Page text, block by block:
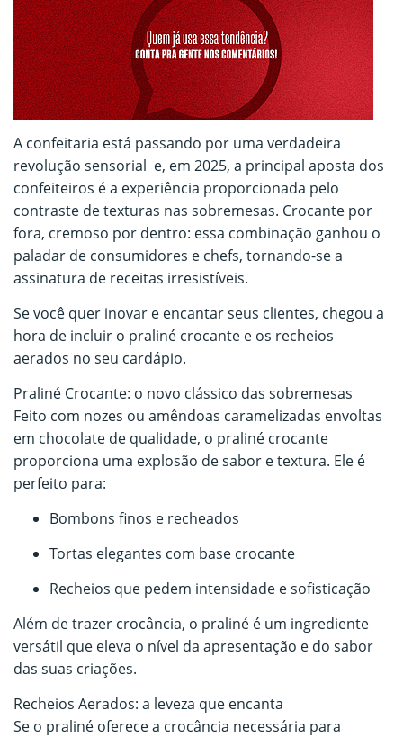
A confeitaria está passando por uma verdadeira
revolução sensorial e, em 2025, a principal aposta dos
confeiteiros é a experiência proporcionada pelo
contraste de texturas nas sobremesas. Crocante por
fora, cremoso por dentro: essa combinação ganhou o
paladar de consumidores e chefs, tornando-se a
assinatura de receitas irresistíveis.
Se você quer inovar e encantar seus clientes, chegou a
hora de incluir o praliné crocante e os recheios
aerados no seu cardápio.
Praliné Crocante: o novo clássico das sobremesas
Feito com nozes ou amêndoas caramelizadas envoltas
em chocolate de qualidade, o praliné crocante
proporciona uma explosão de sabor e textura. Ele é
perfeito para:
Bombons finos e recheados
Tortas elegantes com base crocante
Recheios que pedem intensidade e sofisticação
Além de trazer crocância, o praliné é um ingrediente
versátil que eleva o nível da apresentação e do sabor
das suas criações.
Recheios Aerados: a leveza que encanta
Se o praliné oferece a crocância necessária para